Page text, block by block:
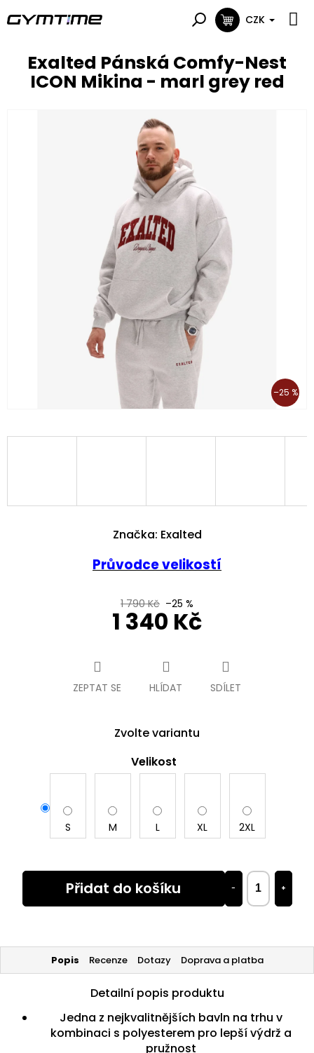
na
NÁKUPNÍ
CZK
Exalted Pánská Comfy-Nest
ICON Mikina - marl grey red
–25 %
1 790 Kč –25 %
1 340 Kč
Zvolte variantu
Velikost
S M L XL 2XL
+
−
Přidat do košíku
Průvodce velikostí
ZEPTAT SE HLÍDAT SDÍLET
Značka: Exalted
Popis Recenze Dotazy Doprava a platba
Detailní popis produktu
Jedna z nejkvalitnějších bavln na trhu v
kombinaci s polyesterem pro lepší výdrž a
pružnost